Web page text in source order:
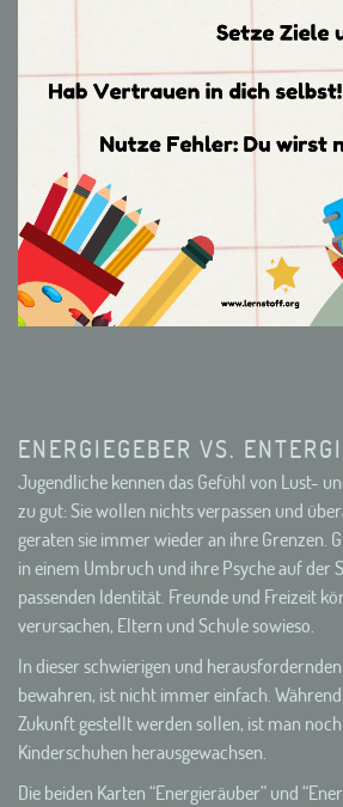
ENERGIEGEBER VS.
Jugendliche kennen das Gefühl von Lust-
zu gut: Sie wollen nichts verpassen und
geraten sie immer wieder an ihre Grenzen.
in einem Umbruch und ihre Psyche auf der
passenden Identität. Freunde und Freizeit
verursachen, Eltern und Schule sowieso.
In dieser schwierigen und
bewahren, ist nicht immer einfach.
Zukunft gestellt werden sollen, ist man
Kinderschuhen herausgewachsen.
Die beiden Karten “Energieräuber” und